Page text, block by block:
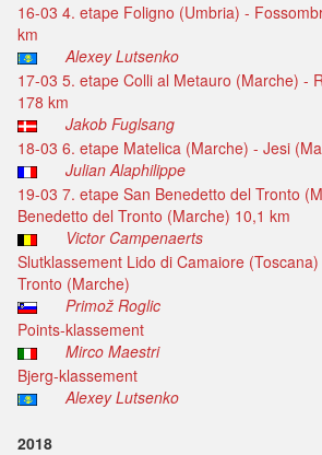
16-03 4. etape Foligno (Umbria) -
km
Alexey Lutsenko
17-03 5. etape Colli al Metauro (Marche) -
178 km
Jakob Fuglsang
18-03 6. etape Matelica (Marche) - Jesi
Julian Alaphilippe
19-03 7. etape San Benedetto del Tronto
Benedetto del Tronto (Marche) 10,1 km
Victor Campenaerts
Slutklassement Lido di Camaiore
Tronto (Marche)
Primož Roglic
Points-klassement
Mirco Maestri
Bjerg-klassement
Alexey Lutsenko
2018